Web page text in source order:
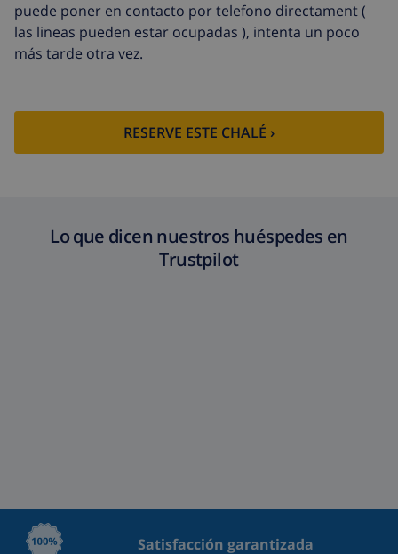
Fondo
cancelación:
4.80% del importe total
puede poner en contacto por telefono directament (
las lineas pueden estar ocupadas ), intenta un poco
más tarde otra vez.
RESERVE ESTE CHALÉ ›
Lo que dicen nuestros huéspedes en
Trustpilot
Satisfacción garantizada